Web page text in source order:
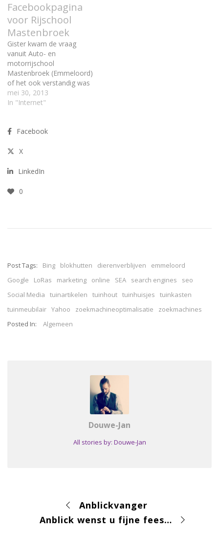
Facebookpagina
voor Rijschool
Mastenbroek
Gister kwam de vraag
vanuit Auto- en
motorrijschool
Mastenbroek (Emmeloord)
of het ook verstandig was
om Facebook in te zetten
voor de rijschool. "Zeker
(jeugd tussen de 16 en 21
Deze brengen meer tijd
mei 30, 2013
In "Internet"
Facebook
X
LinkedIn
0
Post Tags: Bing blokhutten dierenverblijven
emmeloord
Google
LoRas marketing online SEA search engines
seo
Social Media
tuinartikelen tuinhout tuinhuisjes
tuinkasten
tuinmeubilair Yahoo zoekmachineoptimalisatie
zoekmachines
Posted In:
Algemeen
Douwe-Jan
All stories by: Douwe-Jan
Anblickvanger
Anblick wenst u fijne feestdagen!